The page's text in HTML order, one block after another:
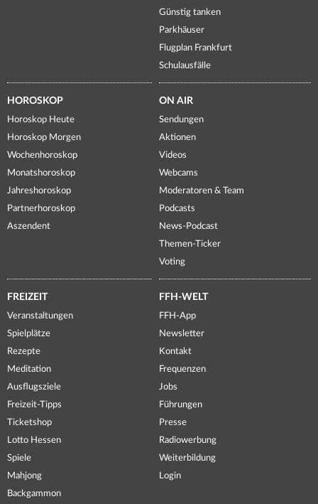
Günstig tanken
Parkhäuser
Flugplan Frankfurt
Schulausfälle
HOROSKOP
Horoskop Heute
Horoskop Morgen
Wochenhoroskop
Monatshoroskop
Jahreshoroskop
Partnerhoroskop
Aszendent
ON AIR
Sendungen
Aktionen
Videos
Webcams
Moderatoren & Team
Podcasts
News-Podcast
Themen-Ticker
Voting
FREIZEIT
Veranstaltungen
Spielplätze
Rezepte
Meditation
Ausflugsziele
Freizeit-Tipps
Ticketshop
Lotto Hessen
Spiele
Mahjong
Backgammon
FFH-WELT
FFH-App
Newsletter
Kontakt
Frequenzen
Jobs
Führungen
Presse
Radiowerbung
Weiterbildung
Login